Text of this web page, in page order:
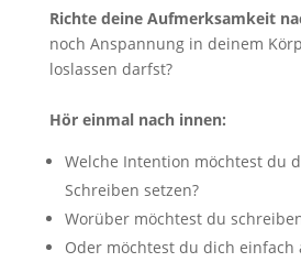
Richte deine Aufmerksamkeit
noch Anspannung in deinem
loslassen darfst?
Hör einmal nach innen:
Welche Intention möchtest du
Schreiben setzen?
Worüber möchtest du
Oder möchtest du dich einfach